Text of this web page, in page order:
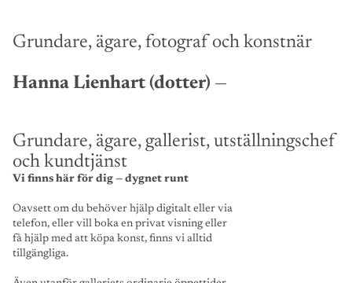
Grundare, ägare, fotograf och konstnär
Hanna Lienhart (dotter) —
Grundare, ägare, gallerist, utställningschef
och kundtjänst
Vi finns här för dig — dygnet runt
Oavsett om du behöver hjälp digitalt eller via
telefon, eller vill boka en privat visning eller
få hjälp med att köpa konst, finns vi alltid
tillgängliga.